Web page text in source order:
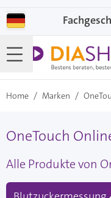
Home / Marken /
OneTouch
Alle Produkte von